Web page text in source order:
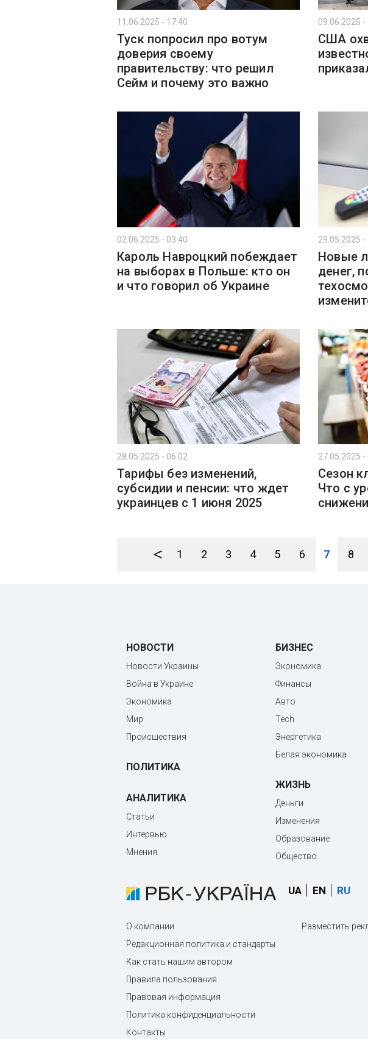
11.06.2025 - 17:40
Туск попросил про вотум
доверия своему
правительству: что решил
Сейм и почему это важно
09.06.2025 -
США
02.06.2025 - 03:40
Кароль Навроцкий побеждает
на выборах в Польше: кто он
и что говорил об Украине
29.05.2025 -
Новые
денег,
28.05.2025 - 06:02
Тарифы без изменений,
субсидии и пенсии: что ждет
украинцев с 1 июня 2025
27.05.2025 -
Сезон
Что с
< 1 2 3 4 5 6 7 8
НОВОСТИ
Новости Украины
Война в Украине
Экономика
Мир
Происшествия
ПОЛИТИКА
АНАЛИТИКА
Статьи
Интервью
Мнения
БИЗНЕС
Экономика
Финансы
Авто
Tech
Энергетика
Белая экономика
ЖИЗНЬ
Деньги
Изменения
Образование
Общество
UA EN RU
О компании
Редакционная политика и стандарты
Как стать нашим автором
Правила пользования
Правовая информация
Политика конфиденциальности
Контакты
Разместить